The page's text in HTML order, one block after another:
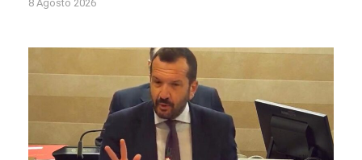
8 Agosto 2026